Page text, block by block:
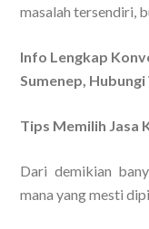
masalah tersendiri,
Info Lengkap
Sumenep,
Tips Memilih Jasa
Dari demikian
mana yang mesti